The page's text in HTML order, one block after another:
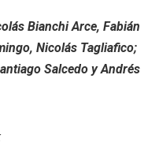
Bianchi Arce, Fabián
Nicolás Tagliafico;
Salcedo y Andrés